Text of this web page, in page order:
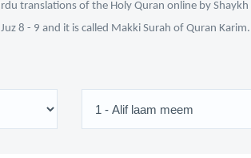
translations of the Holy Quran online by
8 - 9 and it is called Makki Surah of Quran